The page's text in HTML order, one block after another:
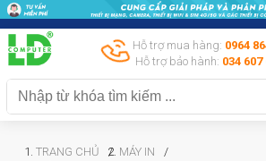
Hỗ trợ mua hàng: 0964
Hỗ trợ bảo hành: 034 607
TRANG CHỦ
MÁY IN